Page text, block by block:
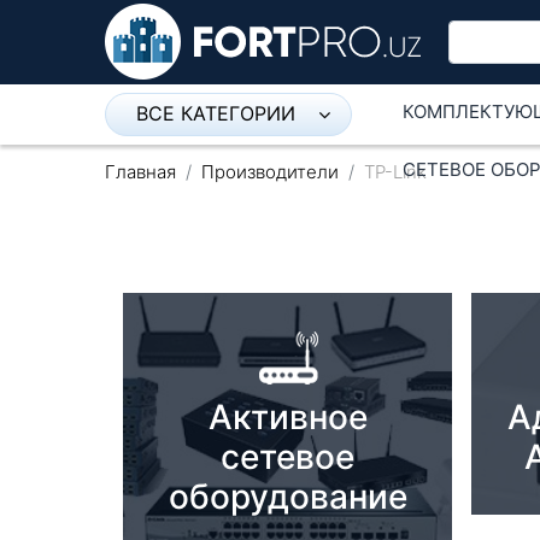
ВСЕ КАТЕГОРИИ
Микрофон
Пылесос
Спикерфон
Модемы ADSL, Wan/Lan
Роутеры, Wi-Fi
IP Телефония
СЕТЕВОЕ
Главная Производители TP-Link
Активное
сетевое
оборудование